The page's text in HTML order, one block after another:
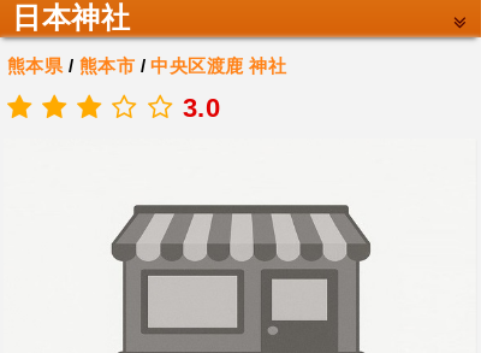
日本神社
熊本県 / 熊本市 /中央区渡鹿 神社
3.0